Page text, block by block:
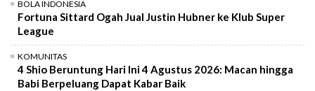
BOLA INDONESIA
Fortuna Sittard Ogah Jual Justin Hubner ke Klub Super
League
KOMUNITAS
4 Shio Beruntung Hari Ini 4 Agustus 2026: Macan hingga
Babi Berpeluang Dapat Kabar Baik